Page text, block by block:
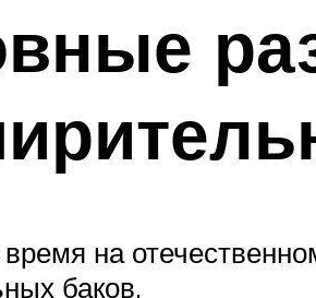
на
баков.